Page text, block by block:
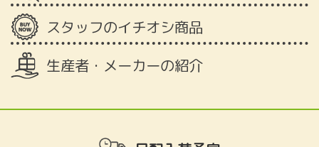
スタッフのイチオシ商品
生産者・メーカーの紹介